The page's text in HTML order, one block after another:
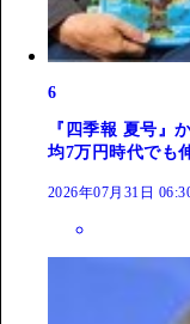
6
『四季報 夏号
均7万円時代でも
2026年07月31日